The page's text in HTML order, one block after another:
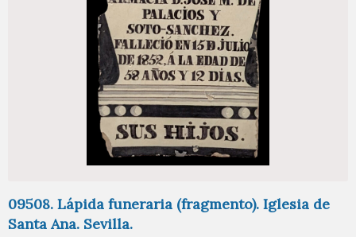
09508. Lápida funeraria (fragmento). Iglesia de
Santa Ana. Sevilla.